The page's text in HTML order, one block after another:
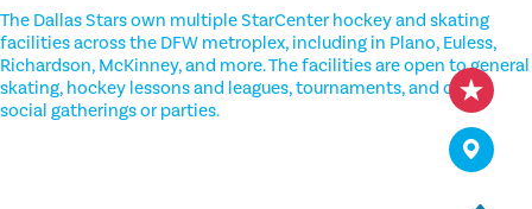
The Dallas Stars own multiple StarCenter hockey and skating
facilities across the DFW metroplex, including in Plano, Euless,
Richardson, McKinney, and more. The facilities are open to general
skating, hockey lessons and leagues, tournaments, and other
social gatherings or parties.